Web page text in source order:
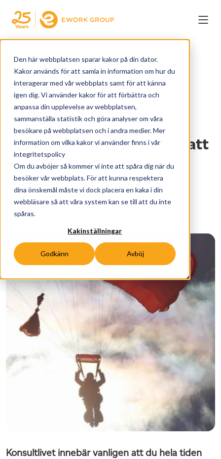
Den här webbplatsen sparar kakor på din dator.
Kakor används för att samla in information om hur du
interagerar med vår webbplats samt för att känna
igen dig. Vi använder kakor för att förbättra och
anpassa din upplevelse av webbplatsen,
sammanställa statistik och göra analyser om våra
besökare på webbplatsen och i andra medier. Mer
information om vilka kakor vi använder finns i vår
integritetspolicy
Om du avböjer så kommer vi inte att spåra dig när du
besöker vår webbplats. För att kunna respektera
dina önskemål måste vi dock placera en kaka i din
webbläsare så att våra system kan se till att du inte
spåras.
Kakinställningar
Godkänn Avböj
← TILLBAKA
20. JAN 2019
AV FREDRIK MINDING
4 MIN LÄSA
Jobba som konsult utan att
ha eget företag – så här
funkar det!
future of work
Konsultlivet innebär vanligen att du hela tiden